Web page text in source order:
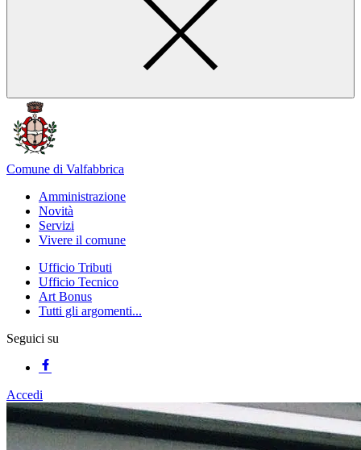
Comune di Valfabbrica
Amministrazione
Novità
Servizi
Vivere il comune
Ufficio Tributi
Ufficio Tecnico
Art Bonus
Tutti gli argomenti...
Seguici su
Accedi